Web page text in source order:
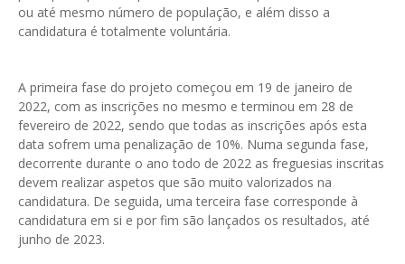
GESSNC-AP Reg. Completo
GESProcesso
GESRecrutamento
GESSIADAP III
GESToponímia
ou até mesmo número de população, e além disso a
candidatura é totalmente voluntária.
A primeira fase do projeto começou em 19 de janeiro de
2022, com as inscrições no mesmo e terminou em 28 de
fevereiro de 2022, sendo que todas as inscrições após esta
data sofrem uma penalização de 10%. Numa segunda fase,
decorrente durante o ano todo de 2022 as freguesias inscritas
devem realizar aspetos que são muito valorizados na
candidatura. De seguida, uma terceira fase corresponde à
candidatura em si e por fim são lançados os resultados, até
junho de 2023.